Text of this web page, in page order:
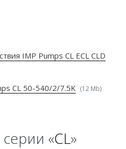
IMP Pumps CL ECL CLD
CL 50-540/2/7.5K (12 Mb)
«CL»